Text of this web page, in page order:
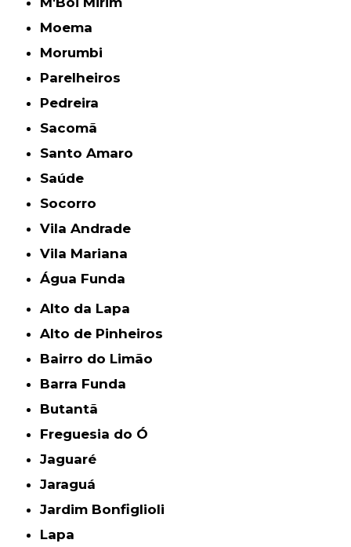
Moema
Morumbi
Parelheiros
Pedreira
Sacomã
Santo Amaro
Saúde
Socorro
Vila Andrade
Vila Mariana
Água Funda
Alto da Lapa
Alto de Pinheiros
Bairro do Limão
Barra Funda
Butantã
Freguesia do Ó
Jaguaré
Jaraguá
Jardim Bonfiglioli
Lapa